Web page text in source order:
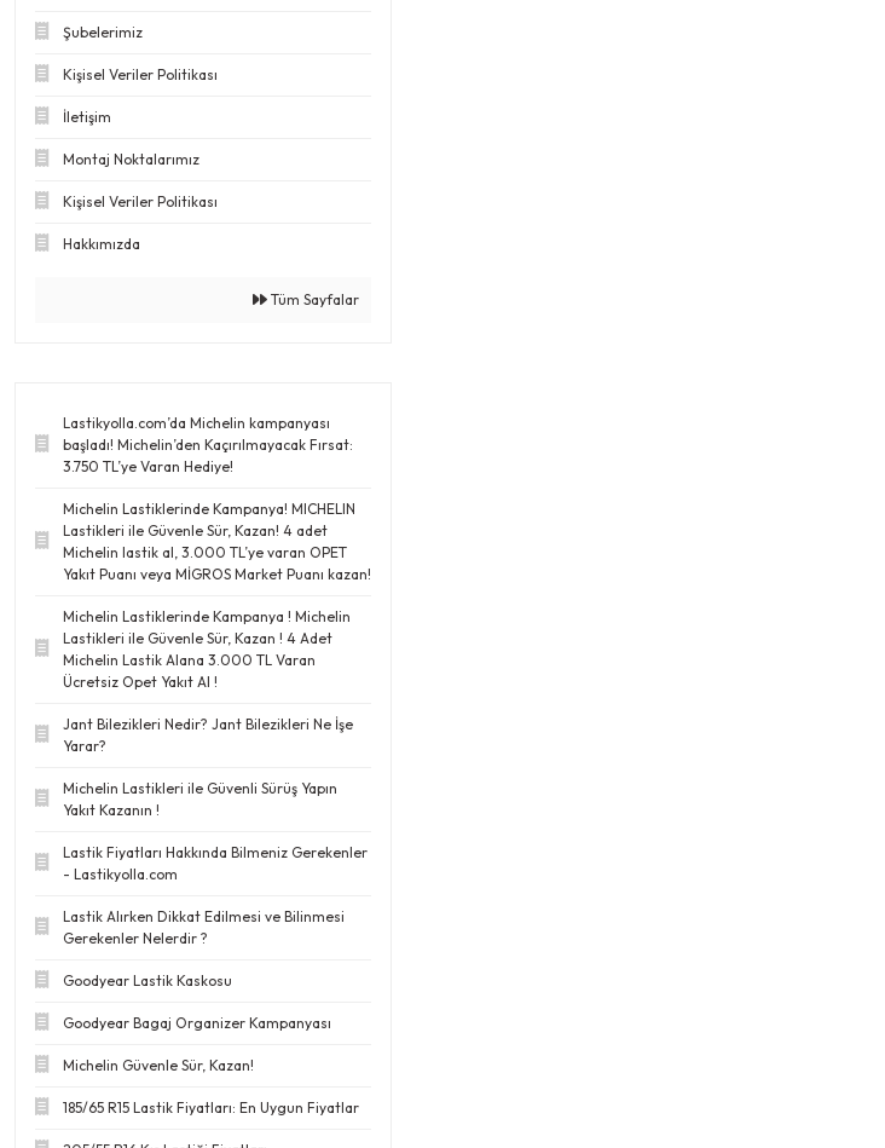
Şubelerimiz
Kişisel Veriler Politikası
İletişim
Montaj Noktalarımız
Kişisel Veriler Politikası
Hakkımızda
Tüm Sayfalar
Lastikyolla.com’da Michelin kampanyası
başladı! Michelin’den Kaçırılmayacak Fırsat:
3.750 TL’ye Varan Hediye!
Michelin Lastiklerinde Kampanya! MICHELIN
Lastikleri ile Güvenle Sür, Kazan! 4 adet
Michelin lastik al, 3.000 TL’ye varan OPET
Yakıt Puanı veya MİGROS Market Puanı kazan!
Michelin Lastiklerinde Kampanya ! Michelin
Lastikleri ile Güvenle Sür, Kazan ! 4 Adet
Michelin Lastik Alana 3.000 TL Varan
Ücretsiz Opet Yakıt Al !
Jant Bilezikleri Nedir? Jant Bilezikleri Ne İşe
Yarar?
Michelin Lastikleri ile Güvenli Sürüş Yapın
Yakıt Kazanın !
Lastik Fiyatları Hakkında Bilmeniz Gerekenler
- Lastikyolla.com
Lastik Alırken Dikkat Edilmesi ve Bilinmesi
Gerekenler Nelerdir ?
Goodyear Lastik Kaskosu
Goodyear Bagaj Organizer Kampanyası
Michelin Güvenle Sür, Kazan!
185/65 R15 Lastik Fiyatları: En Uygun Fiyatlar